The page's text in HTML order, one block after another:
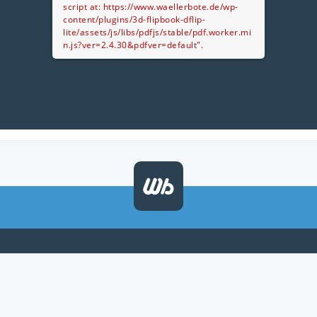
script at: https://www.waellerbote.de/wp-
content/plugins/3d-flipbook-dflip-
lite/assets/js/libs/pdfjs/stable/pdf.worker.mi
n.js?ver=2.4.30&pdfver=default".